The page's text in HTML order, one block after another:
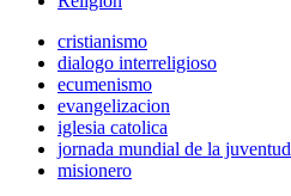
cristianismo
dialogo interreligioso
ecumenismo
evangelizacion
iglesia catolica
jornada mundial de la juventud
misionero